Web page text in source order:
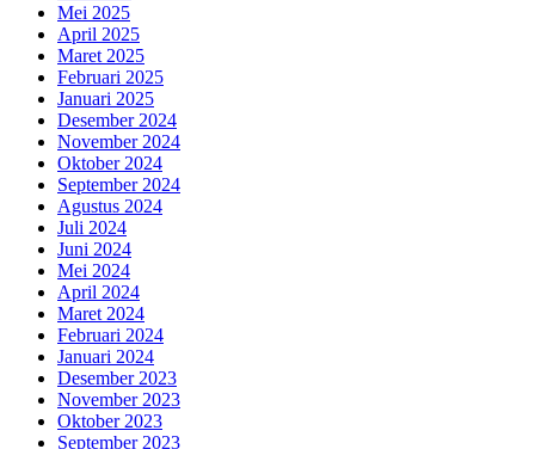
Mei 2025
April 2025
Maret 2025
Februari 2025
Januari 2025
Desember 2024
November 2024
Oktober 2024
September 2024
Agustus 2024
Juli 2024
Juni 2024
Mei 2024
April 2024
Maret 2024
Februari 2024
Januari 2024
Desember 2023
November 2023
Oktober 2023
September 2023